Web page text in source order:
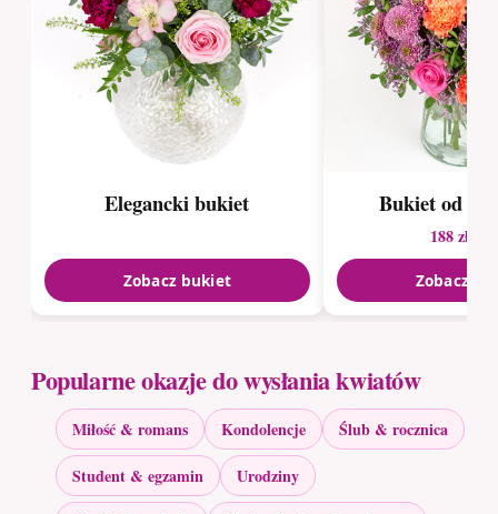
Elegancki bukiet
Zobacz bukiet
Bukiet od
188 zł
Zobacz
Popularne okazje do wysłania kwiatów
Miłość & romans Kondolencje
Ślub & rocznica
Student & egzamin
Urodziny